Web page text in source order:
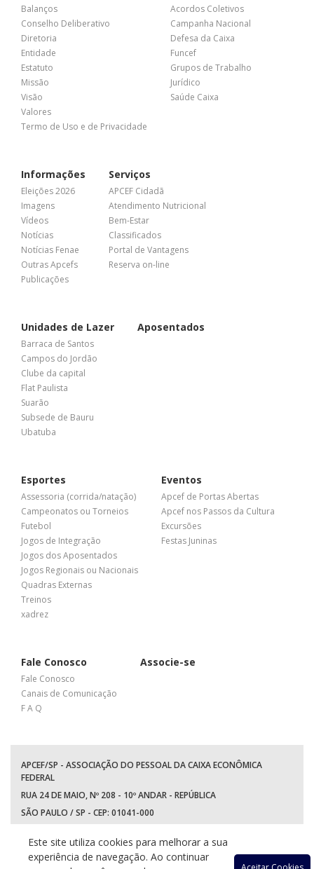
Balanços
Conselho Deliberativo
Diretoria
Entidade
Estatuto
Missão
Visão
Valores
Termo de Uso e de Privacidade
Acordos Coletivos
Campanha Nacional
Defesa da Caixa
Funcef
Grupos de Trabalho
Jurídico
Saúde Caixa
Informações
Eleições 2026
Imagens
Vídeos
Notícias
Notícias Fenae
Outras Apcefs
Publicações
Serviços
APCEF Cidadã
Atendimento Nutricional
Bem-Estar
Classificados
Portal de Vantagens
Reserva on-line
Unidades de Lazer
Barraca de Santos
Campos do Jordão
Clube da capital
Flat Paulista
Suarão
Subsede de Bauru
Ubatuba
Aposentados
Esportes
Assessoria (corrida/natação)
Campeonatos ou Torneios
Futebol
Jogos de Integração
Jogos dos Aposentados
Jogos Regionais ou Nacionais
Quadras Externas
Treinos
xadrez
Eventos
Apcef de Portas Abertas
Apcef nos Passos da Cultura
Excursões
Festas Juninas
Fale Conosco
Fale Conosco
Canais de Comunicação
F A Q
Associe-se
APCEF/SP - ASSOCIAÇÃO DO PESSOAL DA CAIXA ECONÔMICA
FEDERAL
RUA 24 DE MAIO, Nº 208 - 10º ANDAR - REPÚBLICA
SÃO PAULO / SP - CEP: 01041-000
WhatsApp: (11) 94597-5758
Este site utiliza cookies para melhorar a sua
experiência de navegação. Ao continuar